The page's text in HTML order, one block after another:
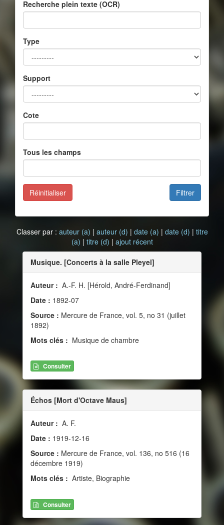
Recherche plein texte (OCR)
Type
Support
Cote
Tous les champs
Filtrer
Réinitialiser
Classer par : auteur (a) | auteur (d) | date (a) | date (d) | titre
(a) | titre (d) | ajout récent
Musique. [Concerts à la salle Pleyel]
Auteur : A.-F. H. [Hérold, André-Ferdinand]
Date : 1892-07
Source : Mercure de France, vol. 5, no 31 (juillet
1892)
Mots clés : Musique de chambre
Consulter
Échos [Mort d'Octave Maus]
Auteur : A. F.
Date : 1919-12-16
Source : Mercure de France, vol. 136, no 516 (16
décembre 1919)
Mots clés : Artiste, Biographie
Consulter